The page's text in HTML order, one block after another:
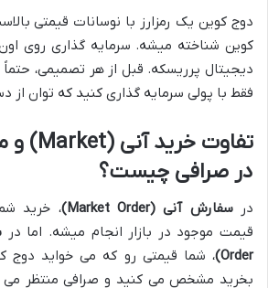
دوج کوین یک رمزارز با نوسانات قیمتی
کوین شناخته میشه. سرمایه گذاری روی
دیجیتال پرریسکه. قبل از هر تصمیمی،
فقط با پولی سرمایه گذاری کنید که توان
در صرافی چیست؟
درسفارش آنی (Market Order)
، خرید
قیمت موجود در بازار انجام میشه. اما در
Order) ، شما قیمتی رو که می خواید دوج
بخرید مشخص می کنید و صرافی منتظر می